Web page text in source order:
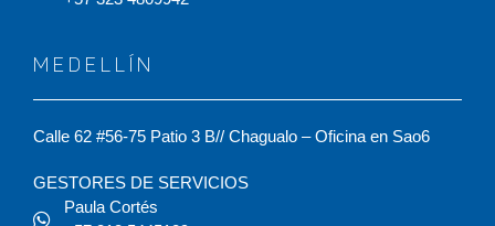
MEDELLÍN
Calle 62 #56-75 Patio 3 B// Chagualo – Oficina en Sao6
GESTORES DE SERVICIOS
Paula Cortés